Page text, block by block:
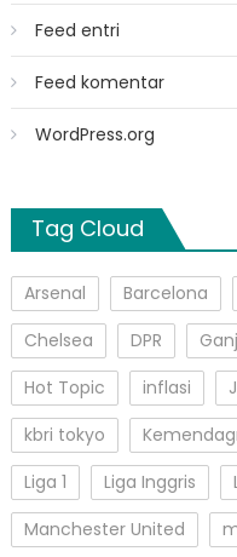
Feed entri
Feed komentar
WordPress.org
Tag Cloud
Arsenal Barcelona
Chelsea
DPR
Hot Topic
inflasi
kbri tokyo
Liga 1
Liga Inggris
Manchester United